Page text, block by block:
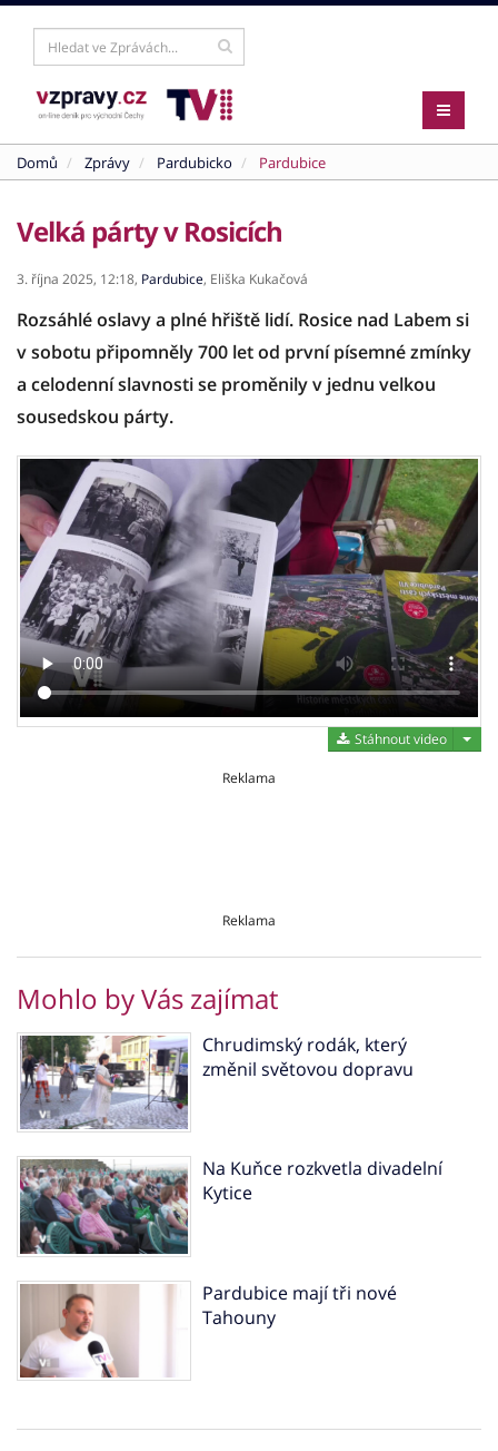
Domů Zprávy Pardubicko Pardubice
Velká párty v Rosicích
3. října 2025, 12:18, Pardubice, Eliška Kukačová
Rozsáhlé oslavy a plné hřiště lidí. Rosice nad Labem si
v sobotu připomněly 700 let od první písemné zmínky
a celodenní slavnosti se proměnily v jednu velkou
sousedskou párty.
Stáhnout video
Reklama
Reklama
Mohlo by Vás zajímat
Chrudimský rodák, který
změnil světovou dopravu
Na Kuňce rozkvetla divadelní
Kytice
Pardubice mají tři nové
Tahouny